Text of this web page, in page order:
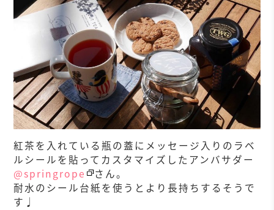
紅茶を入れている瓶の蓋にメッセージ入りのラベ
ルシールを貼ってカスタマイズしたアンバサダー
@springrope
さん。
耐水のシール台紙を使うとより長持ちするそうで
す♩